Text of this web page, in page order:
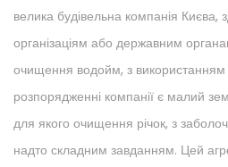
велика будівельна компанія
організаціям або державним
очищення водойм, з використанням
розпорядженні компанії є малий
для якого очищення річок, з
надто складним завданням. Цей